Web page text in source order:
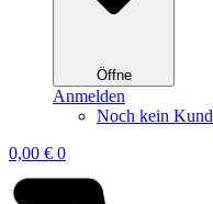
Öffne
Anmelden
Noch kein
0,00 € 0